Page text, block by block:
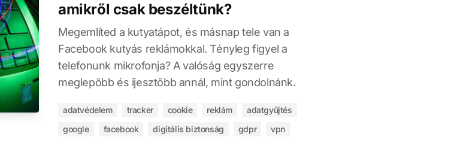
amikről csak beszéltünk?
Megemlíted a kutyatápot, és másnap tele van a
Facebook kutyás reklámokkal. Tényleg figyel a
telefonunk mikrofonja? A valóság egyszerre
meglepőbb és ijesztőbb annál, mint gondolnánk.
adatvédelem tracker cookie reklám
adatgyűjtés
google
facebook digitális biztonság gdpr vpn